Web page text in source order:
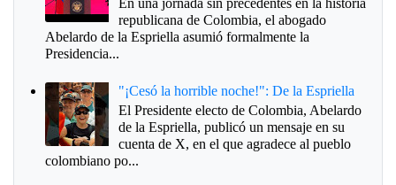
En una jornada sin precedentes en la historia
republicana de Colombia, el abogado
Abelardo de la Espriella asumió formalmente la
Presidencia...
"¡Cesó la horrible noche!": De la Espriella
El Presidente electo de Colombia, Abelardo
de la Espriella, publicó un mensaje en su
cuenta de X, en el que agradece al pueblo
colombiano po...